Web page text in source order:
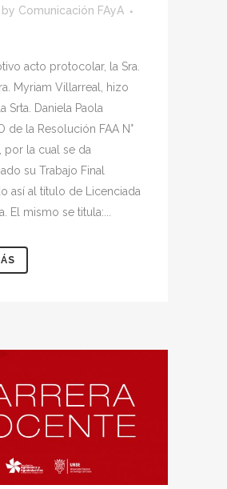
by Comunicación FAyA
acto protocolar, la Sra.
Myriam Villarreal, hizo
Srta. Daniela Paola
de la Resolución FAA N°
la cual se da
su Trabajo Final
así al título de Licenciada
El mismo se titula:...